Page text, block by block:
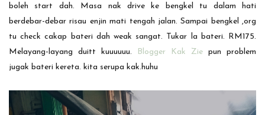
boleh start dah. Masa nak drive ke bengkel tu dalam hati
berdebar-debar risau enjin mati tengah jalan. Sampai bengkel ,org
tu check cakap bateri dah weak sangat. Tukar la bateri. RM175.
Melayang-layang duitt kuuuuuu.
Blogger Kak Zie pun problem
jugak bateri kereta. kita serupa kak.huhu